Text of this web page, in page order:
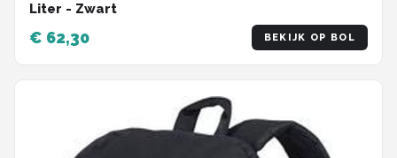
Liter - Zwart
€ 62,30 BEKIJK OP BOL